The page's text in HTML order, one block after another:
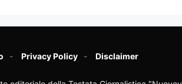
Privacy Policy Disclaimer